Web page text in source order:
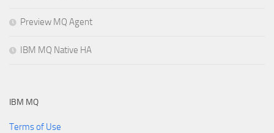
Preview MQ Agent
IBM MQ Native HA
IBM MQ
Terms of Use